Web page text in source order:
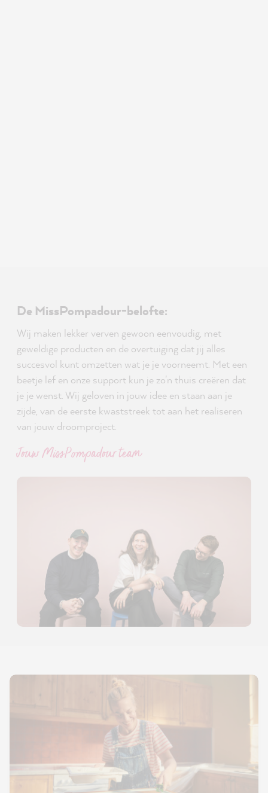
De MissPompadour-belofte:
Wij maken lekker verven gewoon eenvoudig, met
geweldige producten en de overtuiging dat jij alles
succesvol kunt omzetten wat je je voorneemt. Met een
beetje lef en onze support kun je zo'n thuis creëren dat
je je wenst. Wij geloven in jouw idee en staan aan je
zijde, van de eerste kwaststreek tot aan het realiseren
van jouw droomproject.
Jouw MissPompadour team